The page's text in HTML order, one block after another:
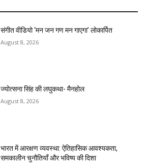
संगीत वीडियो ‘मन जन गण मन गाएगा’ लोकार्पित
August 8, 2026
ज्योत्सना सिंह की लघुकथा- मैनहोल
August 8, 2026
भारत में आरक्षण व्यवस्था: ऐतिहासिक आवश्यकता,
समकालीन चुनौतियाँ और भविष्य की दिशा